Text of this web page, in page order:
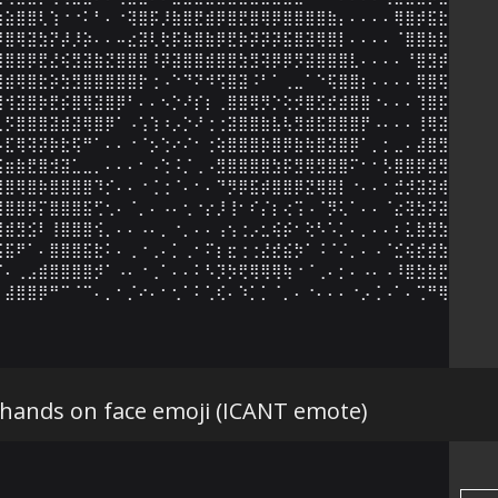
on face emoji (ICANT emote)